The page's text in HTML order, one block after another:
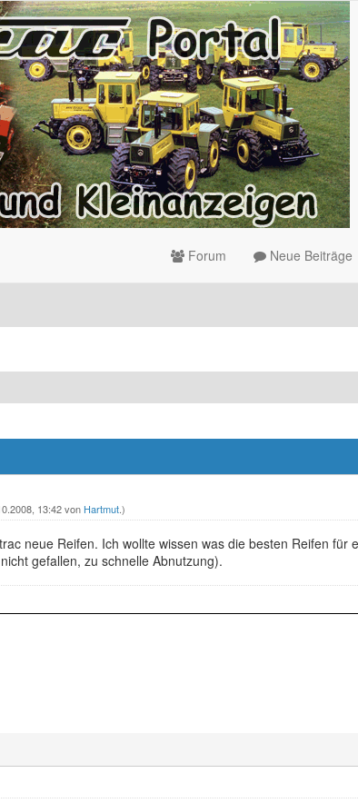
Forum Neue Beiträge
13:42 von Hartmut.)
neue Reifen. Ich wollte wissen was die besten Reifen für
gefallen, zu schnelle Abnutzung).